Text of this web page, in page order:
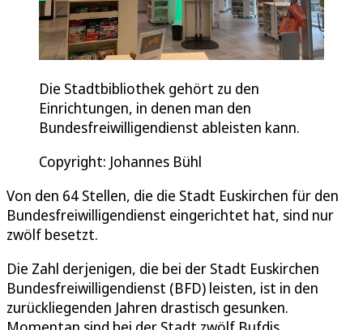
Die Stadtbibliothek gehört zu den
Einrichtungen, in denen man den
Bundesfreiwilligendienst ableisten kann.
Copyright: Johannes Bühl
Von den 64 Stellen, die die Stadt Euskirchen für den
Bundesfreiwilligendienst eingerichtet hat, sind nur
zwölf besetzt.
Die Zahl derjenigen, die bei der Stadt Euskirchen
Bundesfreiwilligendienst (BFD) leisten, ist in den
zurückliegenden Jahren drastisch gesunken.